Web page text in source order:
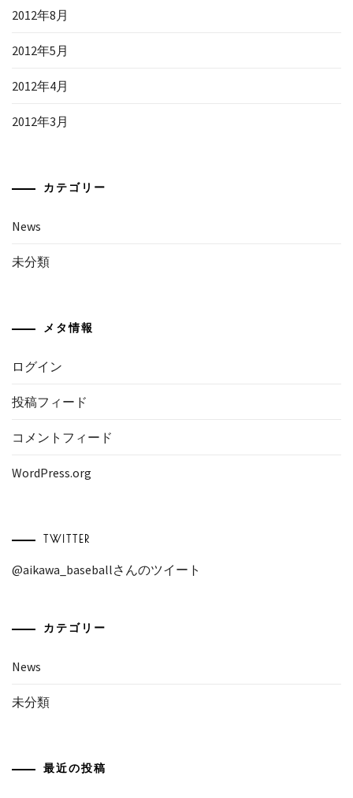
2012年8月
2012年5月
2012年4月
2012年3月
カテゴリー
News
未分類
メタ情報
ログイン
投稿フィード
コメントフィード
WordPress.org
TWITTER
@aikawa_baseballさんのツイート
カテゴリー
News
未分類
最近の投稿